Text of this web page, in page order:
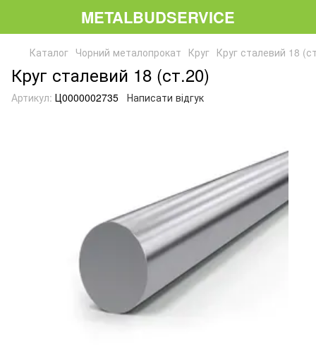
METALBUDSERVICE
Каталог Чорний металопрокат Круг Круг сталевий 18
Круг сталевий 18 (ст.20)
Артикул: Ц0000002735 Написати відгук